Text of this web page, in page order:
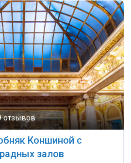
отзывов
Коншиной с
залов